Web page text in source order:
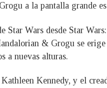
a la pantalla grande
Wars desde Star
& Grogu se
a nuevas alturas.
Kennedy, y el